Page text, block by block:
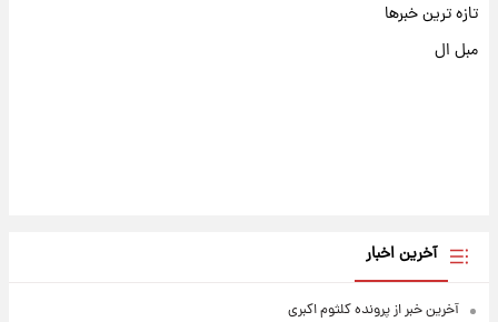
تازه ترین خبرها
مبل ال
آخرین اخبار
آخرین خبر از پرونده کلثوم اکبری